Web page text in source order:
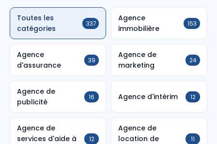
Toutes les
catégories
337
Agence
immobilière
153
Agence
d'assurance
39
Agence de
marketing
24
Agence de
publicité
16 Agence d'intérim 12
Agence de
services d'aide à
12
Agence de
location de
11